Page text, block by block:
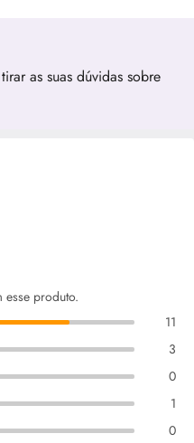
as suas dúvidas sobre
esse produto.
11
3
0
1
0